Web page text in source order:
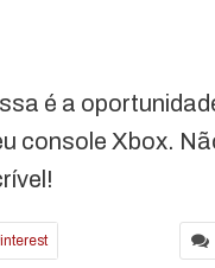
é a
console Xbox.